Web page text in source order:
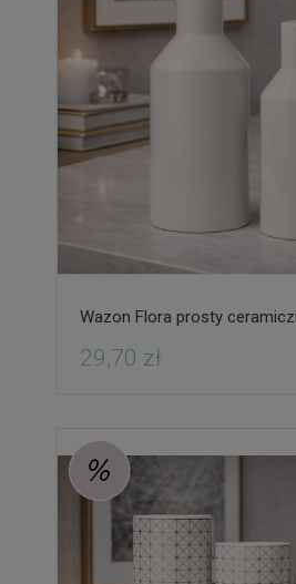
Wazon Flora prosty
29,70 zł